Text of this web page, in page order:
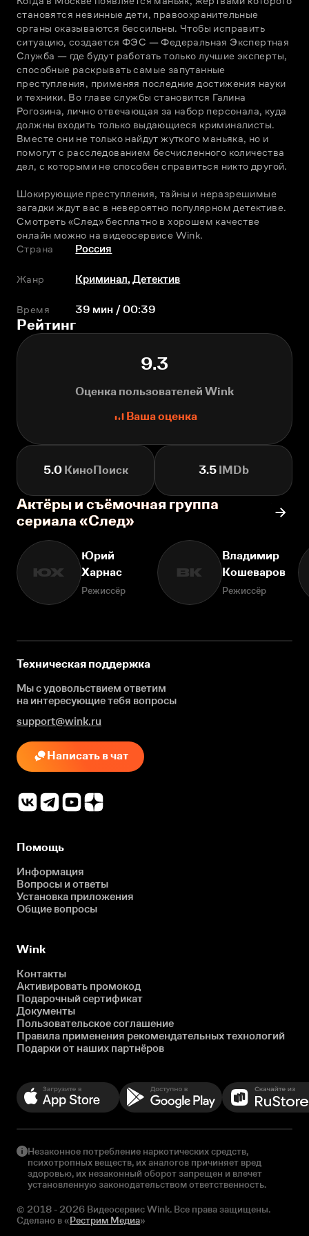
становятся невинные дети, правоохранительные
органы оказываются бессильны. Чтобы исправить
ситуацию, создается ФЭС — Федеральная Экспертная
Служба — где будут работать только лучшие эксперты,
способные раскрывать самые запутанные
преступления, применяя последние достижения науки
и техники. Во главе службы становится Галина
Рогозина, лично отвечающая за набор персонала, куда
должны входить только выдающиеся криминалисты.
Вместе они не только найдут жуткого маньяка, но и
помогут с расследованием бесчисленного количества
дел, с которыми не способен справиться никто другой.
Шокирующие преступления, тайны и неразрешимые
загадки ждут вас в невероятно популярном детективе.
Смотреть «След» бесплатно в хорошем качестве
онлайн можно на видеосервисе Wink.
Страна
Россия
Жанр Криминал,Детектив
Время 39 мин / 00:39
Рейтинг
9.3
Оценка пользователей Wink
Ваша оценка
5.0КиноПоиск 3.5IMDb
Актёры и съёмочная группа
сериала «След»
ЮХ
Юрий
Харнас
Режиссёр
ВК
Владимир
Кошеваров
Режиссёр
Техническая поддержка
Мы с удовольствием ответим
на интересующиетебя вопросы
support@wink.ru
Написать в чат
Помощь
Информация
Вопросы и ответы
Установка приложения
Общие вопросы
Wink
Контакты
Активировать промокод
Подарочный сертификат
Документы
Пользовательское соглашение
Правила применения рекомендательных технологий
Подарки от наших партнёров
Незаконное потребление наркотических средств,
психотропных веществ, их аналогов причиняет вред
здоровью, их незаконный оборот запрещен и влечет
установленную законодательством ответственность.
© 2018 - 2026 Видеосервис Wink. Все права защищены.
Сделано в «Рестрим Медиа»